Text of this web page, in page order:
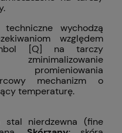
wychodzą
względem
[Q] na tarczy
promieniowania
mechanizm o
temperaturę.
stal nierdzewna (fine